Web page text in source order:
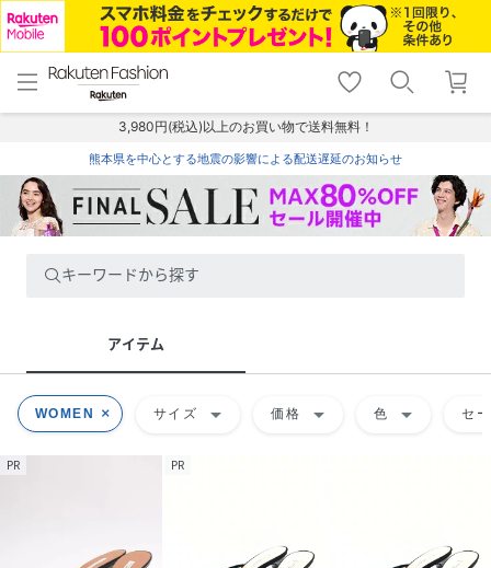
menu home
トップ
shopping_cart lock_outline
ログイン
3,980円(税込)以上のお買い物で送料無料！
熊本県を中心とする地震の影響による配送遅延のお知らせ
キーワードから探す
アイテム
WOMEN サイズ arrow_drop_down 価格 arrow_drop_down 色 arrow_drop_down セ
PR PR